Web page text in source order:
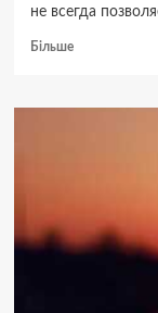
не всегда
БільшеДокладніше
репетиторы
ожидать
от